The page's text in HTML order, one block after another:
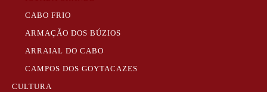
CABO FRIO
ARMAÇÃO DOS BÚZIOS
ARRAIAL DO CABO
CAMPOS DOS GOYTACAZES
CULTURA